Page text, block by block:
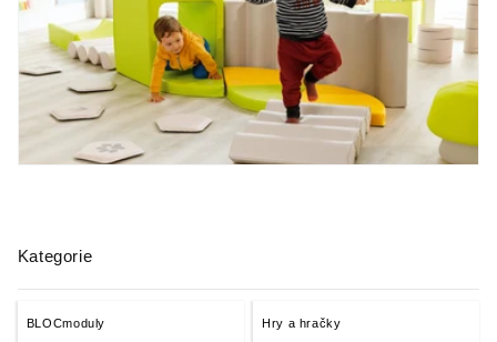
Kategorie
BLOCmoduly Hry a hračky